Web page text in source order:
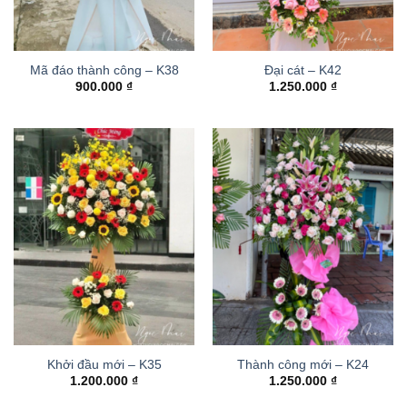
Mã đáo thành công – K38
900.000 ₫
Đại cát – K42
1.250.000 ₫
Khởi đầu mới – K35
1.200.000 ₫
Thành công mới – K24
1.250.000 ₫